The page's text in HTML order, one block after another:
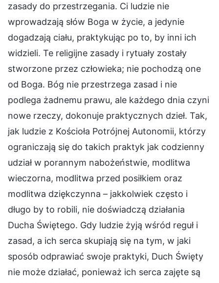
zasady do przestrzegania. Ci ludzie nie
wprowadzają słów Boga w życie, a jedynie
dogadzają ciału, praktykując po to, by inni ich
widzieli. Te religijne zasady i rytuały zostały
stworzone przez człowieka; nie pochodzą one
od Boga. Bóg nie przestrzega zasad i nie
podlega żadnemu prawu, ale każdego dnia czyni
nowe rzeczy, dokonuje praktycznych dzieł. Tak,
jak ludzie z Kościoła Potrójnej Autonomii, którzy
ograniczają się do takich praktyk jak codzienny
udział w porannym nabożeństwie, modlitwa
wieczorna, modlitwa przed posiłkiem oraz
modlitwa dziękczynna – jakkolwiek często i
długo by to robili, nie doświadczą działania
Ducha Świętego. Gdy ludzie żyją wśród reguł i
zasad, a ich serca skupiają się na tym, w jaki
sposób odprawiać swoje praktyki, Duch Święty
nie może działać, ponieważ ich serca zajęte są